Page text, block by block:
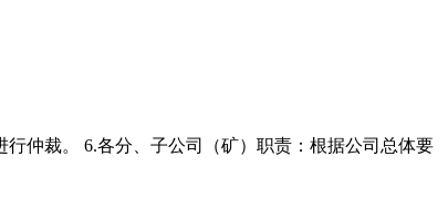
仲裁。 6.各分、子公司（矿）职责：根据公司总体要